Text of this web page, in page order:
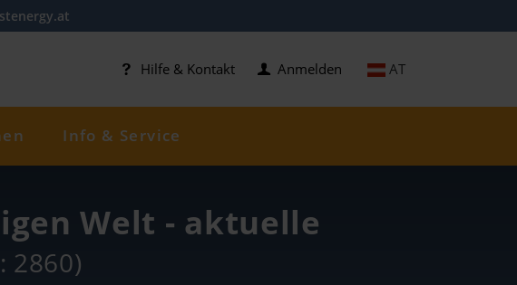
AT
Hilfe & Kontakt Anmelden
Info & Service
Welt - aktuelle
2860)